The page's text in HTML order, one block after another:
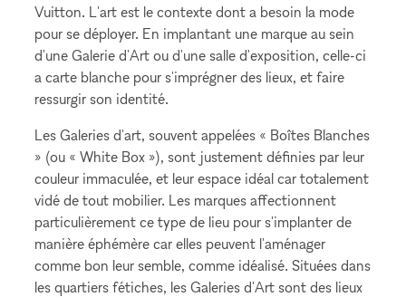
Vuitton. L'art est le contexte dont a besoin la mode
pour se déployer. En implantant une marque au sein
d'une Galerie d'Art ou d'une salle d'exposition, celle-ci
a carte blanche pour s'imprégner des lieux, et faire
ressurgir son identité.
Les Galeries d'art, souvent appelées « Boîtes Blanches
» (ou « White Box »), sont justement définies par leur
couleur immaculée, et leur espace idéal car totalement
vidé de tout mobilier. Les marques affectionnent
particulièrement ce type de lieu pour s'implanter de
manière éphémère car elles peuvent l'aménager
comme bon leur semble, comme idéalisé. Situées dans
les quartiers fétiches, les Galeries d'Art sont des lieux